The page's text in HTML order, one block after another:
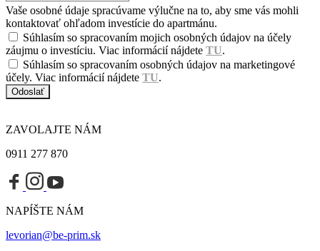
Vaše osobné údaje spracúvame výlučne na to, aby sme vás mohli
kontaktovať ohľadom investície do apartmánu.
Súhlasím so spracovaním mojich osobných údajov na účely
záujmu o investíciu. Viac informácií nájdete TU.
Súhlasím so spracovaním osobných údajov na marketingové
účely. Viac informácií nájdete TU.
Odoslať
ZAVOLAJTE NÁM
0911 277 870
NAPÍŠTE NÁM
levorian@be-prim.sk